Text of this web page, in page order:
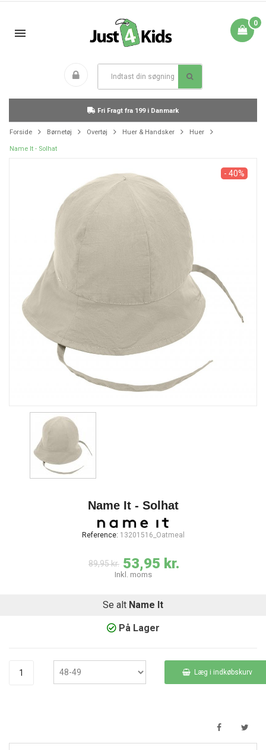
0
Fri Fragt fra 199 i Danmark
Forside Børnetøj Overtøj Huer & Handsker Huer
Name It - Solhat
- 40%
Name It - Solhat
Reference: 13201516_Oatmeal
89,95 kr. 53,95 kr.
Inkl. moms
Se alt Name It
På Lager
Læg i indkøbskurv